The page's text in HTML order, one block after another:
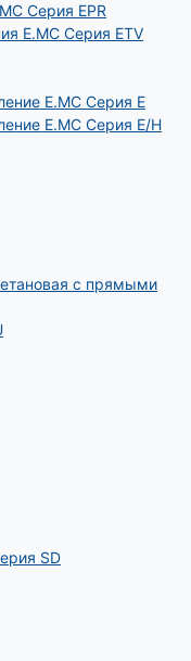
Серия EPR
E.MC Серия ETV
E.MC Серия E
E.MC Серия E/H
с прямыми
SD